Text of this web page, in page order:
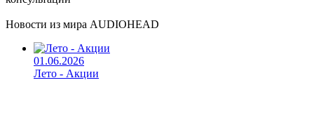
Новости из мира AUDIOHEAD
01.06.2026
Лето - Акции